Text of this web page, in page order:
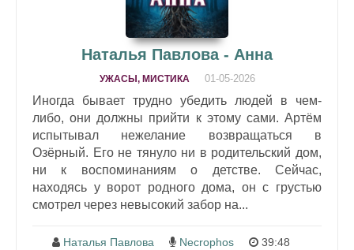
Наталья Павлова - Анна
УЖАСЫ, МИСТИКА 01-05-2026
Иногда бывает трудно убедить людей в чем-
либо, они должны прийти к этому сами. Артём
испытывал нежелание возвращаться в
Озёрный. Его не тянуло ни в родительский дом,
ни к воспоминаниям о детстве. Сейчас,
находясь у ворот родного дома, он с грустью
смотрел через невысокий забор на...
Наталья Павлова Necrophos 39:48